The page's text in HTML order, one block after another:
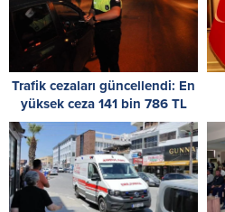
Trafik cezaları güncellendi: En
yüksek ceza 141 bin 786 TL